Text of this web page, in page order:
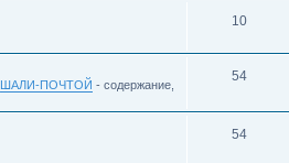
10
ШАЛИ-ПОЧТОЙ - содержание,
54
54